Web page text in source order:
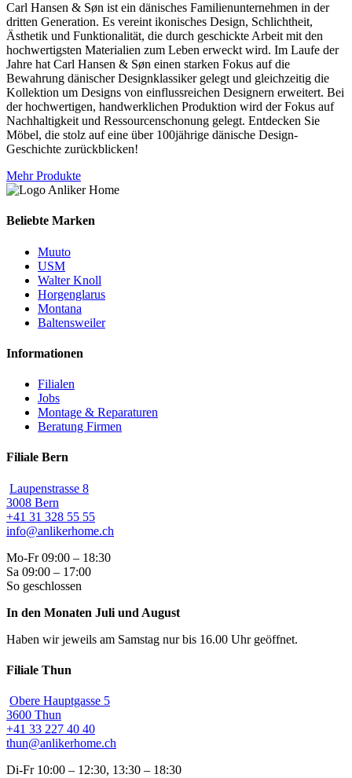
Carl Hansen & Søn ist ein dänisches Familienunternehmen in der
dritten Generation. Es vereint ikonisches Design, Schlichtheit,
Ästhetik und Funktionalität, die durch geschickte Arbeit mit den
hochwertigsten Materialien zum Leben erweckt wird. Im Laufe der
Jahre hat Carl Hansen & Søn einen starken Fokus auf die
Bewahrung dänischer Designklassiker gelegt und gleichzeitig die
Kollektion um Designs von einflussreichen Designern erweitert. Bei
der hochwertigen, handwerklichen Produktion wird der Fokus auf
Nachhaltigkeit und Ressourcenschonung gelegt. Entdecken Sie
Möbel, die stolz auf eine über 100jährige dänische Design-
Geschichte zurückblicken!
Mehr Produkte
Beliebte Marken
Muuto
USM
Walter Knoll
Horgenglarus
Montana
Baltensweiler
Informationen
Filialen
Jobs
Montage & Reparaturen
Beratung Firmen
Filiale Bern
Laupenstrasse 8
3008 Bern
+41 31 328 55 55
info@anlikerhome.ch
Mo-Fr 09:00 – 18:30
Sa 09:00 – 17:00
So geschlossen
In den Monaten Juli und August
Haben wir jeweils am Samstag nur bis 16.00 Uhr geöffnet.
Filiale Thun
Obere Hauptgasse 5
3600 Thun
+41 33 227 40 40
thun@anlikerhome.ch
Di-Fr 10:00 – 12:30, 13:30 – 18:30